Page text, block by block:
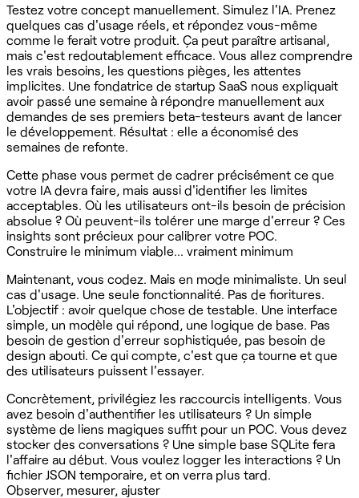
Testez votre concept manuellement. Simulez l'IA. Prenez
quelques cas d'usage réels, et répondez vous-même
comme le ferait votre produit. Ça peut paraître artisanal,
mais c'est redoutablement efficace. Vous allez comprendre
les vrais besoins, les questions pièges, les attentes
implicites. Une fondatrice de startup SaaS nous expliquait
avoir passé une semaine à répondre manuellement aux
demandes de ses premiers beta-testeurs avant de lancer
le développement. Résultat : elle a économisé des
semaines de refonte.
Cette phase vous permet de cadrer précisément ce que
votre IA devra faire, mais aussi d'identifier les limites
acceptables. Où les utilisateurs ont-ils besoin de précision
absolue ? Où peuvent-ils tolérer une marge d'erreur ? Ces
insights sont précieux pour calibrer votre POC.
Construire le minimum viable... vraiment minimum
Maintenant, vous codez. Mais en mode minimaliste. Un seul
cas d'usage. Une seule fonctionnalité. Pas de fioritures.
L'objectif : avoir quelque chose de testable. Une interface
simple, un modèle qui répond, une logique de base. Pas
besoin de gestion d'erreur sophistiquée, pas besoin de
design abouti. Ce qui compte, c'est que ça tourne et que
des utilisateurs puissent l'essayer.
Concrètement, privilégiez les raccourcis intelligents. Vous
avez besoin d'authentifier les utilisateurs ? Un simple
système de liens magiques suffit pour un POC. Vous devez
stocker des conversations ? Une simple base SQLite fera
l'affaire au début. Vous voulez logger les interactions ? Un
fichier JSON temporaire, et on verra plus tard.
Observer, mesurer, ajuster